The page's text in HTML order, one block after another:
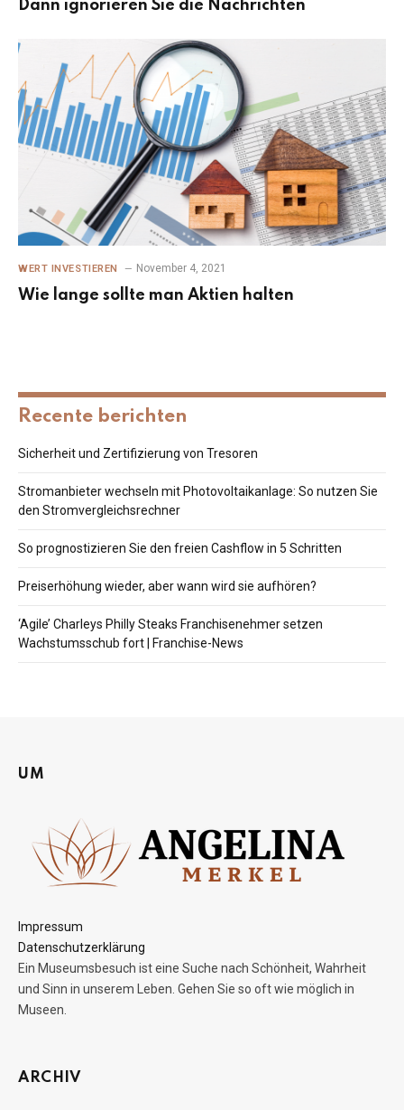
Dann ignorieren Sie die Nachrichten
WERT INVESTIEREN November 4, 2021
Wie lange sollte man Aktien halten
Recente berichten
Sicherheit und Zertifizierung von Tresoren
Stromanbieter wechseln mit Photovoltaikanlage: So nutzen Sie
den Stromvergleichsrechner
So prognostizieren Sie den freien Cashflow in 5 Schritten
Preiserhöhung wieder, aber wann wird sie aufhören?
‘Agile’ Charleys Philly Steaks Franchisenehmer setzen
Wachstumsschub fort | Franchise-News
UM
Impressum
Datenschutzerklärung
Ein Museumsbesuch ist eine Suche nach Schönheit, Wahrheit
und Sinn in unserem Leben. Gehen Sie so oft wie möglich in
Museen.
ARCHIV